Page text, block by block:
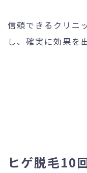
信頼できるクリニ
し、確実に効果を
ヒゲ脱毛10